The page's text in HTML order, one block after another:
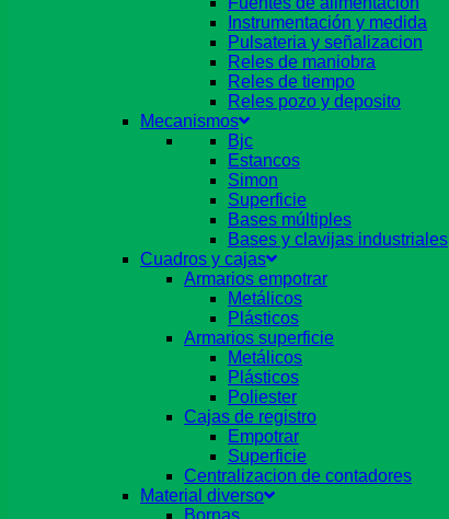
Instrumentación y medida
Pulsateria y señalizacion
Reles de maniobra
Reles de tiempo
Reles pozo y deposito
Mecanismos
Bjc
Estancos
Simon
Superficie
Bases múltiples
Bases y clavijas industriales
Cuadros y cajas
Armarios empotrar
Metálicos
Plásticos
Armarios superficie
Metálicos
Plásticos
Poliester
Cajas de registro
Empotrar
Superficie
Centralizacion de contadores
Material diverso
Bornas